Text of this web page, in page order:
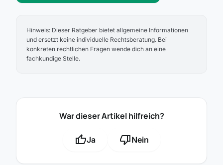
Hinweis: Dieser Ratgeber bietet allgemeine Informationen
und ersetzt keine individuelle Rechtsberatung. Bei
konkreten rechtlichen Fragen wende dich an eine
fachkundige Stelle.
War dieser Artikel hilfreich?
thumb_upJa thumb_downNein